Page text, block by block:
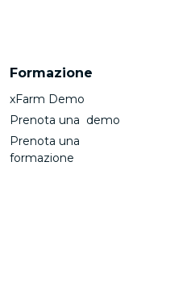
Formazione
xFarm Demo
Prenota una demo
Prenota una
formazione